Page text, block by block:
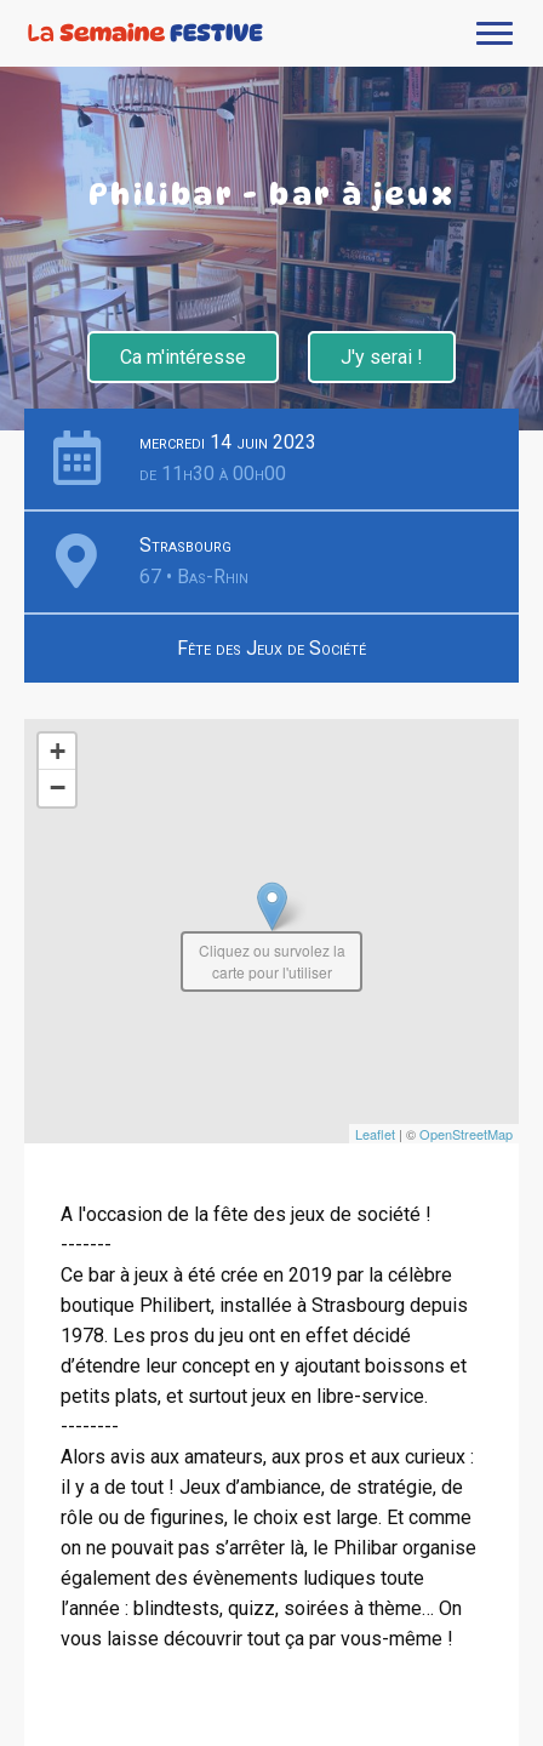
Philibar - bar à jeux
Ca m'intéresse J'y serai !
mercredi 14 juin 2023
de 11h30 à 00h00
Strasbourg
67 • Bas-Rhin
Fête des Jeux de Société
+
−
Leaflet | ©OpenStreetMap
Cliquez ou survolez la
carte pour l'utiliser
A l'occasion de la fête des jeux de société !
-------
Ce bar à jeux à été crée en 2019 par la célèbre
boutique Philibert, installée à Strasbourg depuis
1978. Les pros du jeu ont en effet décidé
d’étendre leur concept en y ajoutant boissons et
petits plats, et surtout jeux en libre-service.
--------
Alors avis aux amateurs, aux pros et aux curieux :
il y a de tout ! Jeux d’ambiance, de stratégie, de
rôle ou de figurines, le choix est large. Et comme
on ne pouvait pas s’arrêter là, le Philibar organise
également des évènements ludiques toute
l’année : blindtests, quizz, soirées à thème… On
vous laisse découvrir tout ça par vous-même !